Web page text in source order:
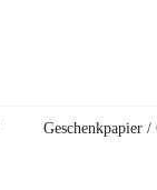
Geschenkpapier /